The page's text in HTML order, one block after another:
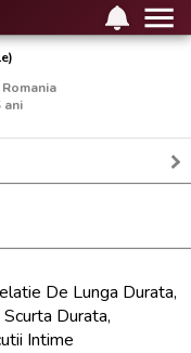
ani
De Lunga Durata,
Durata,
Intime